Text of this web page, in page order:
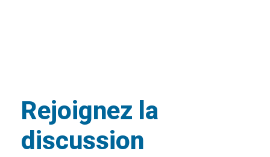
Rejoignez la
discussion